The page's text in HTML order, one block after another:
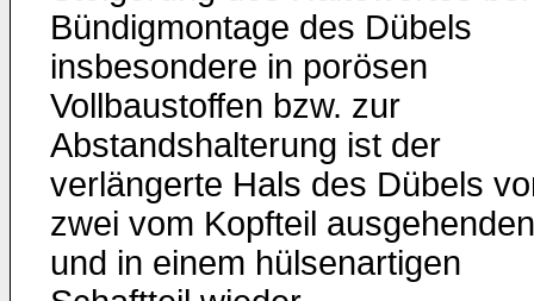
Bündigmontage des Dübels
insbesondere in porösen
Vollbaustoffen bzw. zur
Abstandshalterung ist der
verlängerte Hals des Dübels
zwei vom Kopfteil ausgehenden
und in einem hülsenartigen